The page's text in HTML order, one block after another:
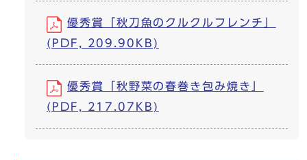
優秀賞「秋刀魚のクルクルフレンチ」
(PDF, 209.90KB)
優秀賞「秋野菜の春巻き包み焼き」
(PDF, 217.07KB)